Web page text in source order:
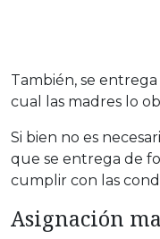
También, se entrega
cual las madres lo
Si bien no es
que se entrega de
cumplir con las
Asignación